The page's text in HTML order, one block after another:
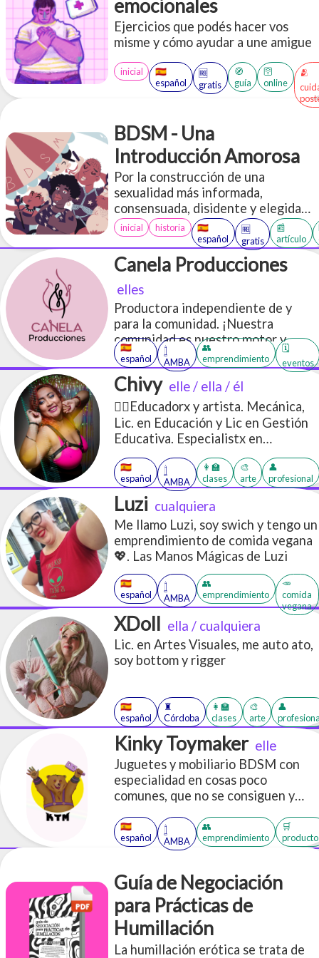
emocionales
Ejercicios que podés hacer vos
misme y cómo ayudar a une amigue
inicial
🇪🇸
español
🆓
gratis
🧭
guía
🛜
online
🫂
BDSM - Una
Introducción Amorosa
Por la construcción de una
sexualidad más informada,
consensuada, disidente y elegida
libremente
inicial historia
🇪🇸
español
🆓
gratis
📰
artículo
Canela Producciones
elles
Productora independiente de y
para la comunidad. ¡Nuestra
comunidad es nuestro motor y
resolver es nuestro superpoder!
Hacemos que las cosas sucedan 💪.
Aseroría y gestión de proyectos
culturales y educativos. Gestión de
comunidades y redes sociales +
Agenda Cultural LGBTIQ+
🇪🇸
español
𓉶
AMBA
👥
emprendimiento
🗓️
eventos
Chivy elle / ella / él
🏳️‍🌈Educadorx y artista. Mecánica,
Lic. en Educación y Lic en Gestión
Educativa. Especialistx en
Educación Sexual Integral y en
Educación Técnico Profesional.
Practico Shibari, bailo tango y salsa
queer, performeo, educo, estudio y
produzco eventos con Perspectiva
de Género.
🇪🇸
español
𓉶
AMBA
👩‍🏫
clases
🎨
arte
👤
profesional
Luzi cualquiera
Me llamo Luzi, soy swich y tengo un
emprendimiento de comida vegana
💖. Las Manos Mágicas de Luzi
🇪🇸
español
𓉶
AMBA
👥
emprendimiento
🥕
comida
vegana
XDoll ella / cualquiera
Lic. en Artes Visuales, me auto ato,
soy bottom y rigger
🇪🇸
español
♜
Córdoba
👩‍🏫
clases
🎨
arte
👤
Kinky Toymaker elle
Juguetes y mobiliario BDSM con
especialidad en cosas poco
comunes, que no se consiguen y
🇪🇸
español
𓉶
AMBA
👥
emprendimiento
🛒
Guía de Negociación
para Prácticas de
Humillación
La humillación erótica se trata de